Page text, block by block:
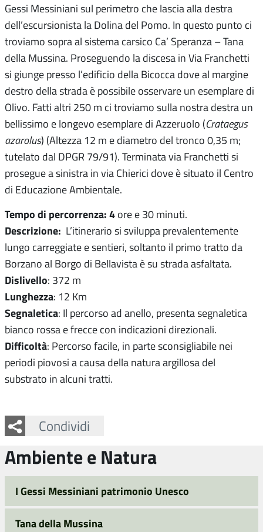
Gessi Messiniani sul perimetro che lascia alla destra
dell’escursionista la Dolina del Pomo. In questo punto ci
troviamo sopra al sistema carsico Ca’ Speranza – Tana
della Mussina. Proseguendo la discesa in Via Franchetti
si giunge presso l’edificio della Bicocca dove al margine
destro della strada è possibile osservare un esemplare di
Olivo. Fatti altri 250 m ci troviamo sulla nostra destra un
bellissimo e longevo esemplare di Azzeruolo (Crataegus
azarolus) (Altezza 12 m e diametro del tronco 0,35 m;
tutelato dal DPGR 79/91). Terminata via Franchetti si
prosegue a sinistra in via Chierici dove è situato il Centro
di Educazione Ambientale.
Tempo di percorrenza: 4 ore e 30 minuti.
Descrizione: L’itinerario si sviluppa prevalentemente
lungo carreggiate e sentieri, soltanto il primo tratto da
Borzano al Borgo di Bellavista è su strada asfaltata.
Dislivello: 372 m
Lunghezza: 12 Km
Segnaletica: Il percorso ad anello, presenta segnaletica
bianco rossa e frecce con indicazioni direzionali.
Difficoltà: Percorso facile, in parte sconsigliabile nei
periodi piovosi a causa della natura argillosa del
substrato in alcuni tratti.
Condividi
Facebook
Twitter
Whatsapp
Ambiente e Natura
I Gessi Messiniani patrimonio Unesco
Tana della Mussina